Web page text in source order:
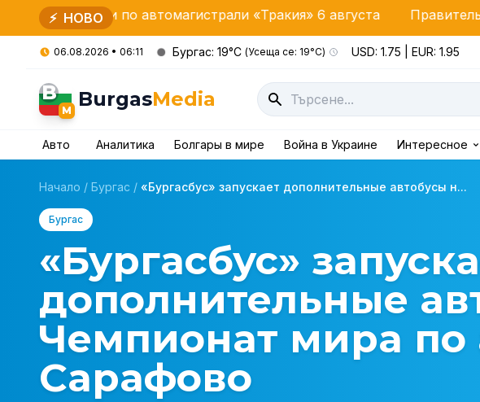
⚡ НОВО
автомагистрали «Тракия» 6 августа Правительство
06.08.2026 • 06:11 Бургас: 19°C (Усеща се: 19°C) USD: 1.75 | EUR: 1.95
B
M BurgasMedia
Авто Аналитика Болгары в мире Война в Украине Интересное
Начало / Бургас / «Бургасбус» запускает дополнительные автобусы н...
Бургас
«Бургасбус»
дополнительные
Чемпионат мира по
Сарафово